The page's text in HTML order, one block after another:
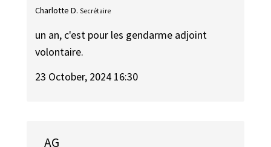
Charlotte D. Secrétaire
un an, c'est pour les gendarme adjoint
volontaire.
23 October, 2024 16:30
AG